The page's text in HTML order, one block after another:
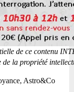
de ce contenu
la propriété
Astro&Co